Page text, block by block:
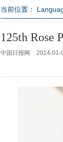
当前位置：
125th Rose
中国日报网 2014-01-